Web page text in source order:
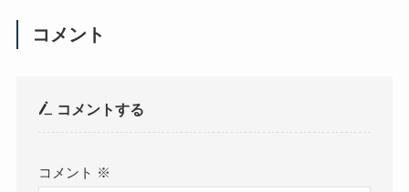
コメント
コメントする
コメント ※